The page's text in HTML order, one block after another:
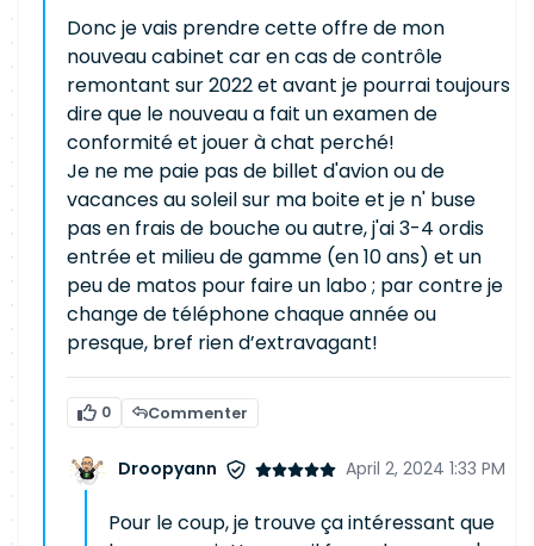
Donc je vais prendre cette offre de mon
nouveau cabinet car en cas de contrôle
remontant sur 2022 et avant je pourrai toujours
dire que le nouveau a fait un examen de
conformité et jouer à chat perché!
Je ne me paie pas de billet d'avion ou de
vacances au soleil sur ma boite et je n' buse
pas en frais de bouche ou autre, j'ai 3-4 ordis
entrée et milieu de gamme (en 10 ans) et un
peu de matos pour faire un labo ; par contre je
change de téléphone chaque année ou
presque, bref rien d’extravagant!
0 Commenter
Droopyann April 2, 2024 1:33 PM
Pour le coup, je trouve ça intéressant que